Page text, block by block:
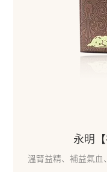
永明
溫腎益精、補益氣血